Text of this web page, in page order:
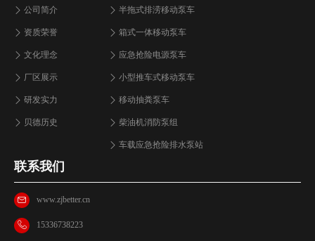
公司简介
资质荣誉
文化理念
厂区展示
研发实力
贝德历史
半拖式排涝移动泵车
箱式一体移动泵车
应急抢险电源泵车
小型推车式移动泵车
移动抽粪泵车
柴油机消防泵组
车载应急抢险排水泵站
联系我们
www.zjbetter.cn
15336738223